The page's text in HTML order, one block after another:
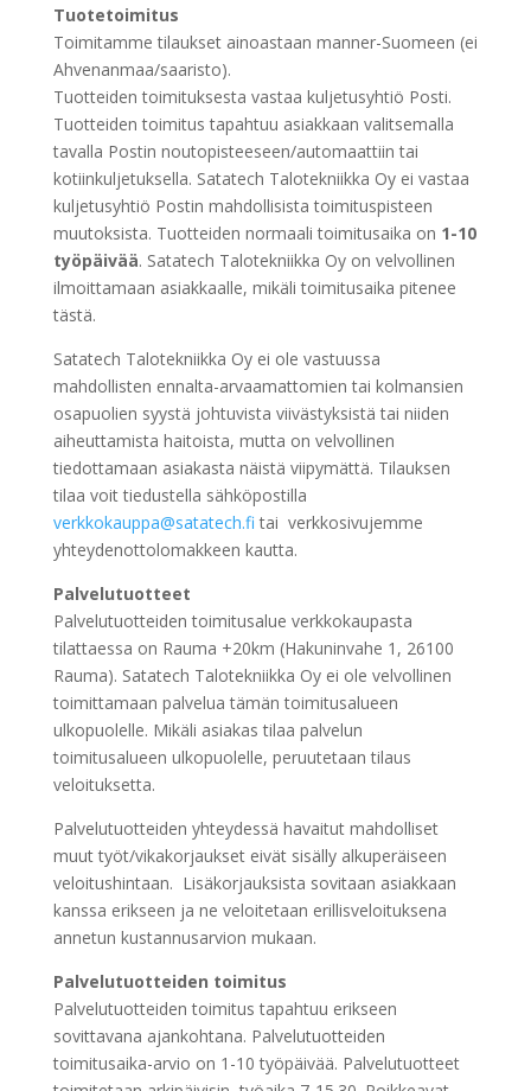
Tuotetoimitus
Toimitamme tilaukset ainoastaan manner-Suomeen (ei
Ahvenanmaa/saaristo).
Tuotteiden toimituksesta vastaa kuljetusyhtiö Posti.
Tuotteiden toimitus tapahtuu asiakkaan valitsemalla
tavalla Postin noutopisteeseen/automaattiin tai
kotiinkuljetuksella. Satatech Talotekniikka Oy ei vastaa
kuljetusyhtiö Postin mahdollisista toimituspisteen
muutoksista. Tuotteiden normaali toimitusaika on 1-10
työpäivää. Satatech Talotekniikka Oy on velvollinen
ilmoittamaan asiakkaalle, mikäli toimitusaika pitenee
tästä.
Satatech Talotekniikka Oy ei ole vastuussa
mahdollisten ennalta-arvaamattomien tai kolmansien
osapuolien syystä johtuvista viivästyksistä tai niiden
aiheuttamista haitoista, mutta on velvollinen
tiedottamaan asiakasta näistä viipymättä. Tilauksen
tilaa voit tiedustella sähköpostilla
verkkokauppa@satatech.fi tai verkkosivujemme
yhteydenottolomakkeen kautta.
Palvelutuotteet
Palvelutuotteiden toimitusalue verkkokaupasta
tilattaessa on Rauma +20km (Hakuninvahe 1, 26100
Rauma). Satatech Talotekniikka Oy ei ole velvollinen
toimittamaan palvelua tämän toimitusalueen
ulkopuolelle. Mikäli asiakas tilaa palvelun
toimitusalueen ulkopuolelle, peruutetaan tilaus
veloituksetta.
Palvelutuotteiden yhteydessä havaitut mahdolliset
muut työt/vikakorjaukset eivät sisälly alkuperäiseen
veloitushintaan. Lisäkorjauksista sovitaan asiakkaan
kanssa erikseen ja ne veloitetaan erillisveloituksena
annetun kustannusarvion mukaan.
Palvelutuotteiden toimitus
Palvelutuotteiden toimitus tapahtuu erikseen
sovittavana ajankohtana. Palvelutuotteiden
toimitusaika-arvio on 1-10 työpäivää. Palvelutuotteet